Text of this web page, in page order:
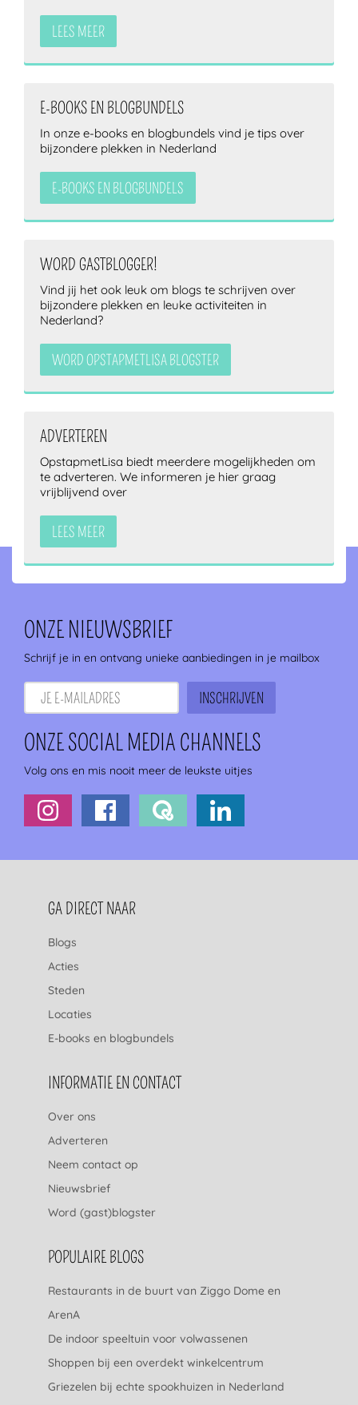
LEES MEER
E-BOOKS EN BLOGBUNDELS
In onze e-books en blogbundels vind je tips over
bijzondere plekken in Nederland
E-BOOKS EN BLOGBUNDELS
WORD GASTBLOGGER!
Vind jij het ook leuk om blogs te schrijven over
bijzondere plekken en leuke activiteiten in
Nederland?
WORD OPSTAPMETLISA BLOGSTER
ADVERTEREN
OpstapmetLisa biedt meerdere mogelijkheden om
te adverteren. We informeren je hier graag
vrijblijvend over
LEES MEER
ONZE NIEUWSBRIEF
Schrijf je in en ontvang unieke aanbiedingen in je mailbox
ONZE SOCIAL MEDIA CHANNELS
Volg ons en mis nooit meer de leukste uitjes
FOOTERNAVIGATIE
GA DIRECT NAAR
Blogs
Acties
Steden
Locaties
E-books en blogbundels
INFORMATIE EN CONTACT
Over ons
Adverteren
Neem contact op
Nieuwsbrief
Word (gast)blogster
POPULAIRE BLOGS
Restaurants in de buurt van Ziggo Dome en
ArenA
De indoor speeltuin voor volwassenen
Shoppen bij een overdekt winkelcentrum
Griezelen bij echte spookhuizen in Nederland